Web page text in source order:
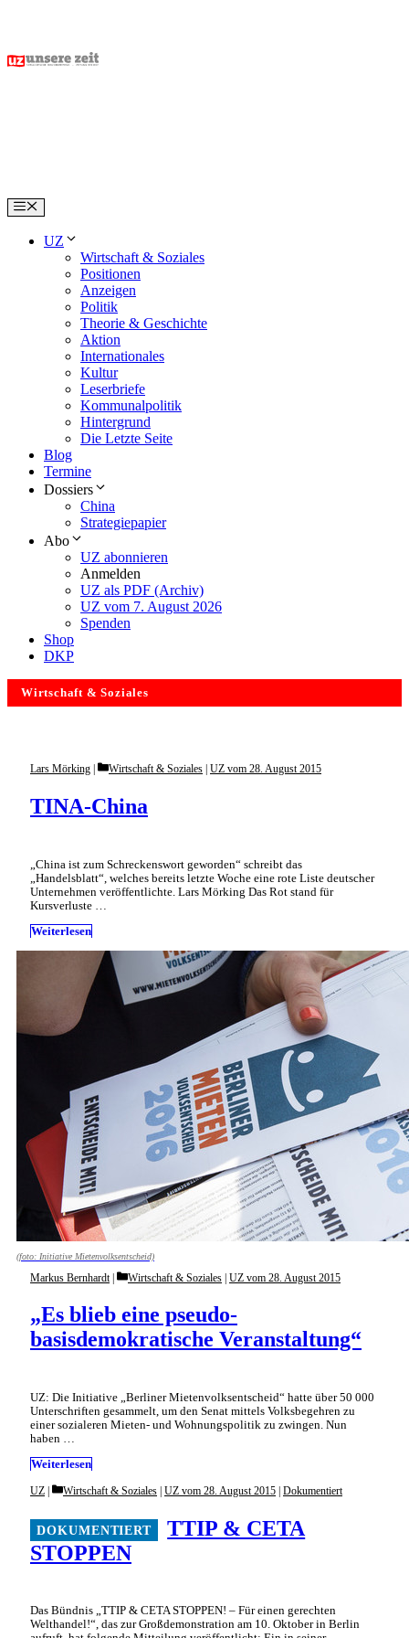
content
Menu
UZ
Wirtschaft & Soziales
Positionen
Anzeigen
Politik
Theorie & Geschichte
Aktion
Internationales
Kultur
Leserbriefe
Kommunalpolitik
Hintergrund
Die Letzte Seite
Blog
Termine
Dossiers
China
Strategiepapier
Abo
UZ abonnieren
Anmelden
UZ als PDF (Archiv)
UZ vom 7. August 2026
Spenden
Shop
DKP
Wirtschaft & Soziales
TINA-China
Lars Mörking Categories
Wirtschaft & Soziales UZ vom 28. August 2015
„China ist zum Schreckenswort geworden“ schreibt das
„Handelsblatt“, welches bereits letzte Woche eine rote Liste deutscher
Unternehmen veröffentlichte. Lars Mörking Das Rot stand für
Kursverluste …
Weiterlesen
(foto: Initiative Mietenvolksentscheid)
„Es blieb eine pseudo-
basisdemokratische Veranstaltung“
Markus Bernhardt Categories
Wirtschaft & Soziales | UZ vom 28. August 2015
UZ: Die Initiative „Berliner Mietenvolksentscheid“ hatte über 50 000
Unterschriften gesammelt, um den Senat mittels Volksbegehren zu
einer sozialeren Mieten- und Wohnungspolitik zu zwingen. Nun
haben …
Weiterlesen
TTIP & CETA
STOPPEN
UZ Categories
Wirtschaft & Soziales | UZ vom 28. August 2015 | Dokumentiert
Das Bündnis „TTIP & CETA STOPPEN! – Für einen gerechten
Welthandel!“, das zur Großdemonstration am 10. Oktober in Berlin